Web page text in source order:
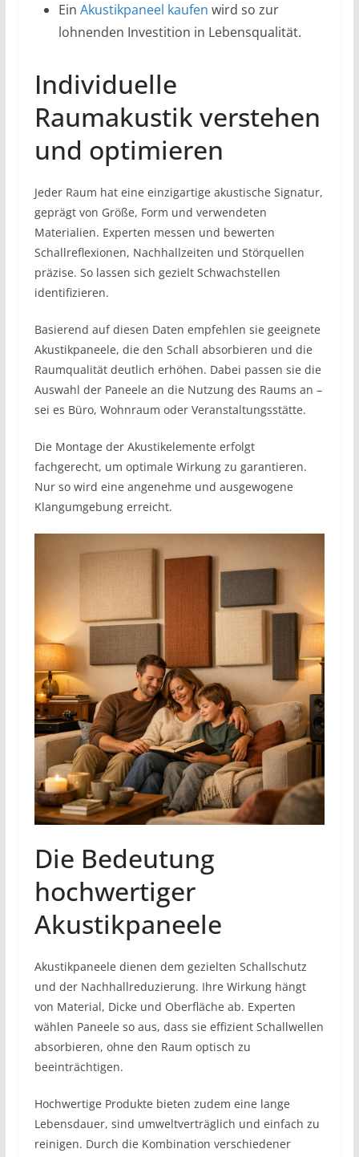
Ein Akustikpaneel kaufen wird so zur
lohnenden Investition in Lebensqualität.
Individuelle
Raumakustik verstehen
und optimieren
Jeder Raum hat eine einzigartige akustische Signatur,
geprägt von Größe, Form und verwendeten
Materialien. Experten messen und bewerten
Schallreflexionen, Nachhallzeiten und Störquellen
präzise. So lassen sich gezielt Schwachstellen
identifizieren.
Basierend auf diesen Daten empfehlen sie geeignete
Akustikpaneele, die den Schall absorbieren und die
Raumqualität deutlich erhöhen. Dabei passen sie die
Auswahl der Paneele an die Nutzung des Raums an –
sei es Büro, Wohnraum oder Veranstaltungsstätte.
Die Montage der Akustikelemente erfolgt
fachgerecht, um optimale Wirkung zu garantieren.
Nur so wird eine angenehme und ausgewogene
Klangumgebung erreicht.
Die Bedeutung
hochwertiger
Akustikpaneele
Akustikpaneele dienen dem gezielten Schallschutz
und der Nachhallreduzierung. Ihre Wirkung hängt
von Material, Dicke und Oberfläche ab. Experten
wählen Paneele so aus, dass sie effizient Schallwellen
absorbieren, ohne den Raum optisch zu
beeinträchtigen.
Hochwertige Produkte bieten zudem eine lange
Lebensdauer, sind umweltverträglich und einfach zu
reinigen. Durch die Kombination verschiedener